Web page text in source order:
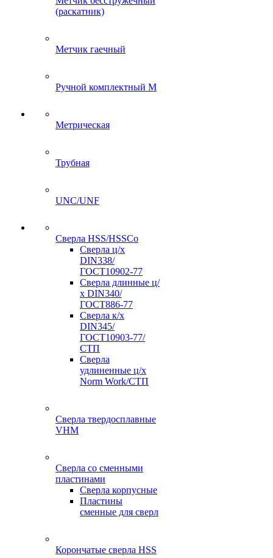
(раскатник)
Метчик гаечный
Ручной комплектный M
Метрическая
Трубная
UNC/UNF
Сверла HSS/HSSCo
Сверла ц/х
DIN338/
ГОСТ10902-77
Сверла длинные ц/
х DIN340/
ГОСТ886-77
Сверла к/х
DIN345/
ГОСТ10903-77/
СТП
Сверла
удлиненные ц/х
Norm Work/СТП
Сверла твердосплавные
VHM
Сверла со сменными
пластинами
Сверла корпусные
Пластины
сменные для сверл
Корончатые сверла HSS